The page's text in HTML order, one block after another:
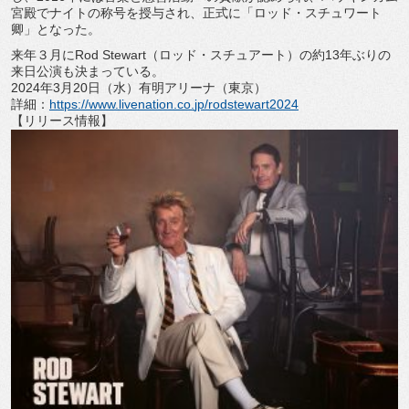
宮殿でナイトの称号を授与され、正式に「ロッド・ スチュワート
卿」となった。
来年３月にRod Stewart（ロッド・スチュアート） の約13年ぶりの
来日公演も決まっている。
2024年3月20日（水）有明アリーナ（東京）
詳細： https://www.livenation.co. jp/rodstewart2024
【リリース情報】